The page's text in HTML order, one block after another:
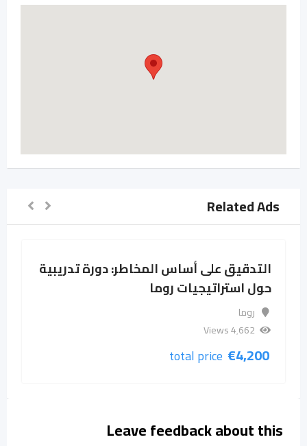
Related Ads
التدقيق على أساس المخاطر: دورة تدريبية
حول استراتيجيات روما
روما
4٬662 Views
€4,200
total price
Leave feedback about this